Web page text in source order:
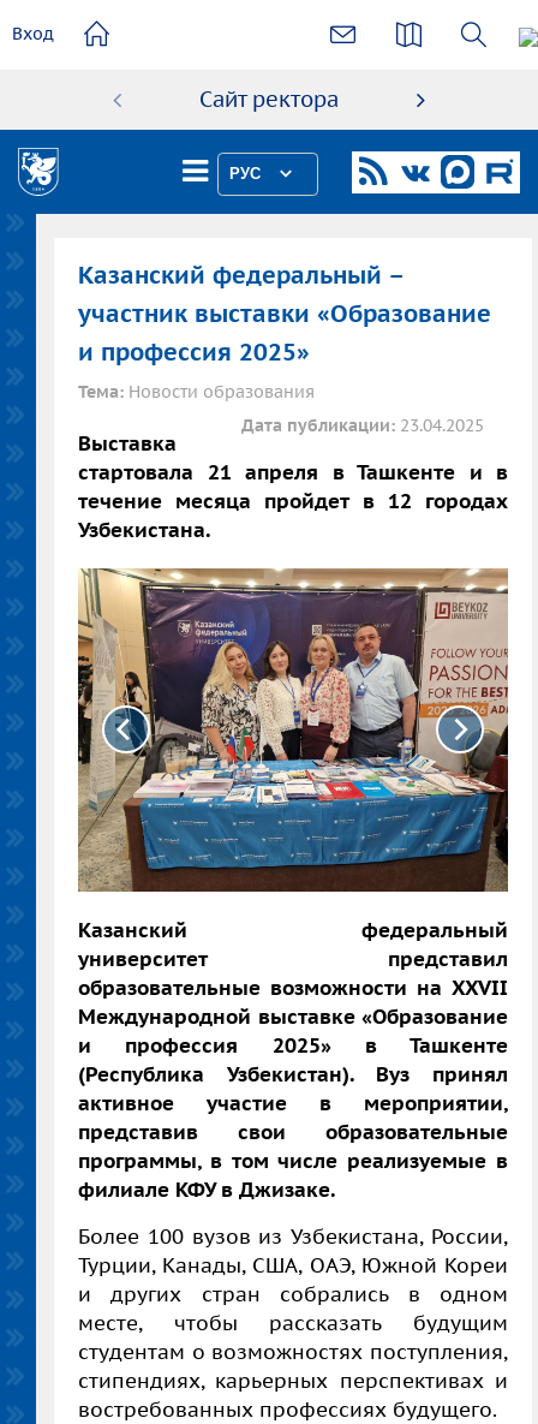
содержанию
Вход
Сайт ректора
РУС
Казанский федеральный –
участник выставки «Образование
и профессия 2025»
Тема: Новости образования
Дата публикации: 23.04.2025
Выставка
стартовала 21 апреля в Ташкенте и в
течение месяца пройдет в 12 городах
Узбекистана.
Казанский федеральный
университет представил
образовательные возможности на XXVII
Международной выставке «Образование
и профессия 2025» в Ташкенте
(Республика Узбекистан).Вуз принял
активное участие в мероприятии,
представив свои образовательные
программы, в том числе реализуемые в
филиале КФУ в Джизаке.
Более 100 вузов из Узбекистана, России,
Турции, Канады, США, ОАЭ, Южной Кореи
и других стран собрались в одном
месте, чтобы рассказать будущим
студентам о возможностях поступления,
стипендиях, карьерных перспективах и
востребованных профессиях будущего.